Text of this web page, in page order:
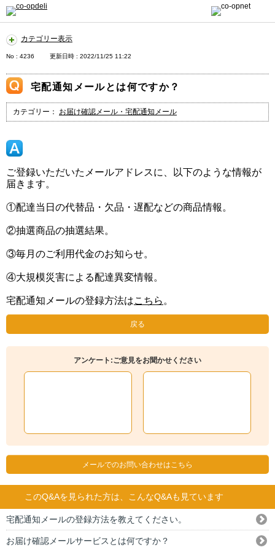
カテゴリー表示
No : 4236 更新日時 : 2022/11/25 11:22
宅配通知メールとは何ですか？
カテゴリー： お届け確認メール・宅配通知メール
ご登録いただいたメールアドレスに、以下のような情報が
届きます。
①配達当日の代替品・欠品・遅配などの商品情報。
②抽選商品の抽選結果。
③毎月のご利用代金のお知らせ。
④大規模災害による配達異変情報。
宅配通知メールの登録方法はこちら 。
戻る
アンケート:ご意見をお聞かせください
メールでのお問い合わせはこちら
このQ&Aを見られた方は、こんなQ&Aも見ています
宅配通知メールの登録方法を教えてください。
お届け確認メールサービスとは何ですか？